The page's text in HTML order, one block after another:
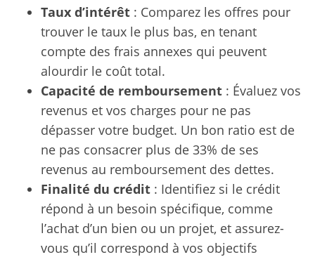
Taux d’intérêt: Comparez les offres pour
trouver le taux le plus bas, en tenant
compte des frais annexes qui peuvent
alourdir le coût total.
Capacité de remboursement: Évaluez vos
revenus et vos charges pour ne pas
dépasser votre budget. Un bon ratio est de
ne pas consacrer plus de 33% de ses
revenus au remboursement des dettes.
Finalité du crédit: Identifiez si le crédit
répond à un besoin spécifique, comme
l’achat d’un bien ou un projet, et assurez-
vous qu’il correspond à vos objectifs